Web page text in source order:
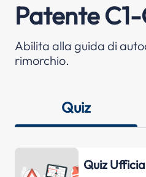
Patente C1-
Abilita alla guida di
rimorchio.
Quiz
Quiz